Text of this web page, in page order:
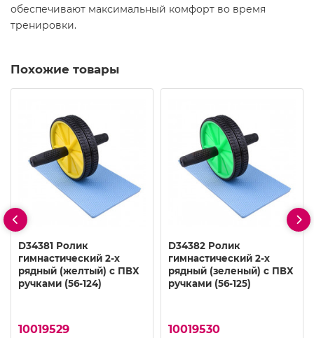
обеспечивают максимальный комфорт во время
тренировки.
Похожие товары
D34381 Ролик
гимнастический 2-х
рядный (желтый) с ПВХ
ручками (56-124)
10019529
D34382 Ролик
гимнастический 2-х
рядный (зеленый) с ПВХ
ручками (56-125)
10019530